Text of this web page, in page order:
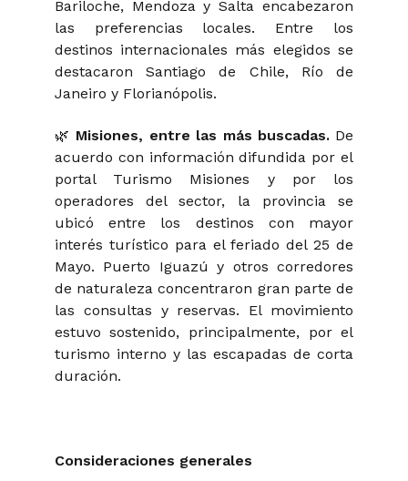
Bariloche, Mendoza y Salta encabezaron
las preferencias locales. Entre los
destinos internacionales más elegidos se
destacaron Santiago de Chile, Río de
Janeiro y Florianópolis.
🌿 Misiones, entre las más buscadas. De
acuerdo con información difundida por el
portal Turismo Misiones y por los
operadores del sector, la provincia se
ubicó entre los destinos con mayor
interés turístico para el feriado del 25 de
Mayo. Puerto Iguazú y otros corredores
de naturaleza concentraron gran parte de
las consultas y reservas. El movimiento
estuvo sostenido, principalmente, por el
turismo interno y las escapadas de corta
duración.
Consideraciones generales